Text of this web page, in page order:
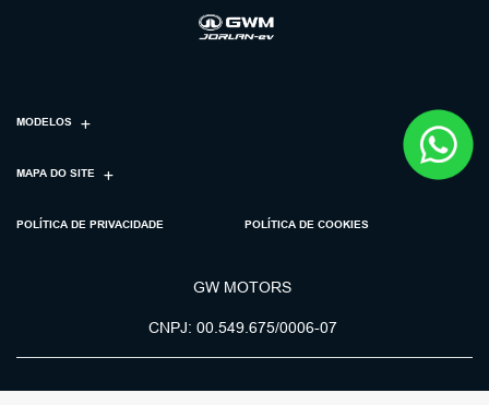
MODELOS
MAPA DO SITE
POLÍTICA DE PRIVACIDADE POLÍTICA DE COOKIES
GW MOTORS
CNPJ: 00.549.675/0006-07